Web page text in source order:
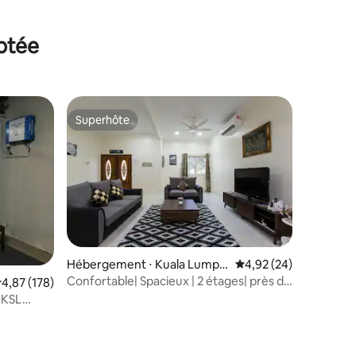
: 4,92 sur 5
moyenne sur la base de 178 commentaires : 4,87 sur 5
4,87 (178)
Superhôte
Superhôte
Hébergement ⋅ Kuala Lumpu
r
Évaluation moyenne
4,92 (24)
Confortable| Spacieux | 2 étages| près de